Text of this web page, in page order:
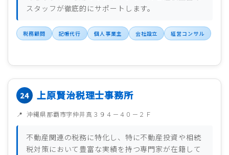
スタッフが徹底的にサポートします。
税務顧問 記帳代行 個人事業主 会社設立 経営コンサル
上原賢治税理士事務所
沖縄県那覇市字仲井真３９４－４０－２Ｆ
不動産関連の税務に特化し、特に不動産投資や相続
税対策において豊富な実績を持つ専門家が在籍して